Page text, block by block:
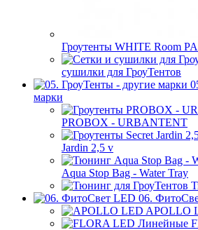
Гроутенты WHITE Room
сушилки для ГроуТентов
марки
PROBOX - URBANTENT
Jardin 2,5 v
Aqua Stop Bag - Water Tray
06.
APOLLO